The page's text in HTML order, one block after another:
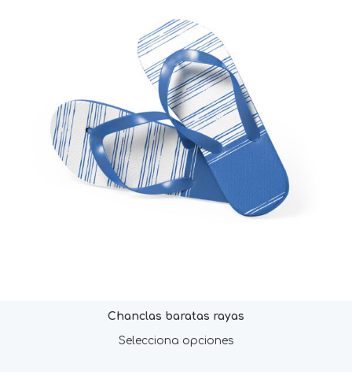
Chanclas baratas rayas
Selecciona opciones